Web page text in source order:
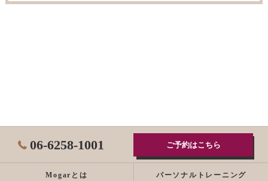
06-6258-1001 ご予約はこちら
Mogarとは パーソナルトレーニング